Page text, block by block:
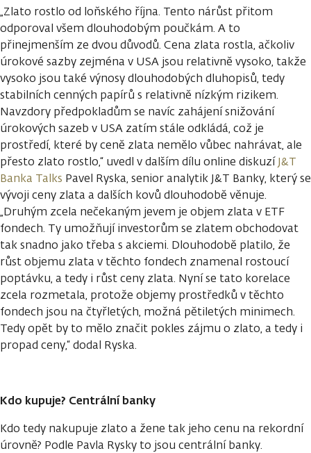
„Zlato rostlo od loňského října. Tento nárůst přitom
odporoval všem dlouhodobým poučkám. A to
přinejmenším ze dvou důvodů. Cena zlata rostla, ačkoliv
úrokové sazby zejména v USA jsou relativně vysoko, takže
vysoko jsou také výnosy dlouhodobých dluhopisů, tedy
stabilních cenných papírů s relativně nízkým rizikem.
Navzdory předpokladům se navíc zahájení snižování
úrokových sazeb v USA zatím stále odkládá, což je
prostředí, které by ceně zlata nemělo vůbec nahrávat, ale
přesto zlato rostlo,“ uvedl v dalším dílu online diskuzíJ&T
Banka Talks Pavel Ryska, senior analytik J&T Banky, který se
vývoji ceny zlata a dalších kovů dlouhodobě věnuje.
„Druhým zcela nečekaným jevem je objem zlata v ETF
fondech. Ty umožňují investorům se zlatem obchodovat
tak snadno jako třeba s akciemi. Dlouhodobě platilo, že
růst objemu zlata v těchto fondech znamenal rostoucí
poptávku, a tedy i růst ceny zlata. Nyní se tato korelace
zcela rozmetala, protože objemy prostředků v těchto
fondech jsou na čtyřletých, možná pětiletých minimech.
Tedy opět by to mělo značit pokles zájmu o zlato, a tedy i
propad ceny,“ dodal Ryska.
Kdo kupuje? Centrální banky
Kdo tedy nakupuje zlato a žene tak jeho cenu na rekordní
úrovně? Podle Pavla Rysky to jsou centrální banky.